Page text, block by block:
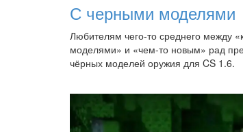
С черными моделями
Любителям чего-то среднего между
моделями» и «чем-то новым» рад
чёрных моделей оружия для CS 1.6.